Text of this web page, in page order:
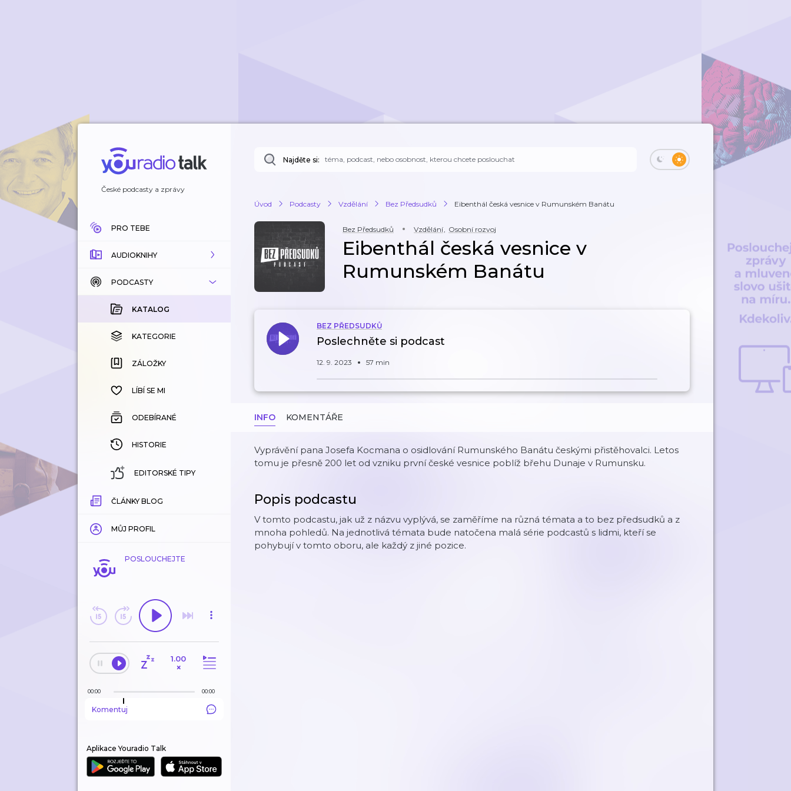
České podcasty a zprávy
PRO TEBE
AUDIOKNIHY
KATALOG
KOUPENÉ
KATEGORIE
ZÁLOŽKY
HISTORIE
PODCASTY
KATALOG
KATEGORIE
ZÁLOŽKY
LÍBÍ SE MI
ODEBÍRANÉ
HISTORIE
EDITORSKÉ TIPY
ČLÁNKY BLOG
MŮJ PROFIL
POSLOUCHEJTE
1.00
×
00:00 00:00
Komentuj
Aplikace Youradio Talk
Najděte si:
Úvod Podcasty Vzdělání Bez Předsudků Eibenthál česká vesnice v Rumunském Banátu
Bez Předsudků Vzdělání, Osobní rozvoj
Eibenthál česká vesnice v
Rumunském Banátu
BEZ PŘEDSUDKŮ
Poslechněte si podcast
12. 9. 2023 57 min
INFO KOMENTÁŘE
Vyprávění pana Josefa Kocmana o osidlování Rumunského Banátu českými přistěhovalci. Letos
tomu je přesně 200 let od vzniku první české vesnice poblíž břehu Dunaje v Rumunsku.
Popis podcastu
V tomto podcastu, jak už z názvu vyplývá, se zaměříme na různá témata a to bez předsudků a z
mnoha pohledů. Na jednotlivá témata bude natočena malá série podcastů s lidmi, kteří se
pohybují v tomto oboru, ale každý z jiné pozice.